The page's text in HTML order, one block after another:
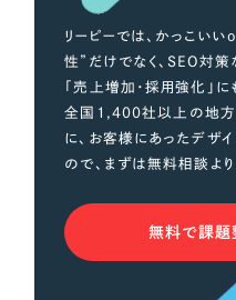
リーピーでは、かっこい
性”だけでなく、SEO対
「売上増加・採用強化」に
全国1,400社以上の地方
に、お客様にあったデザ
ので、まずは無料相談よ
無料で課題